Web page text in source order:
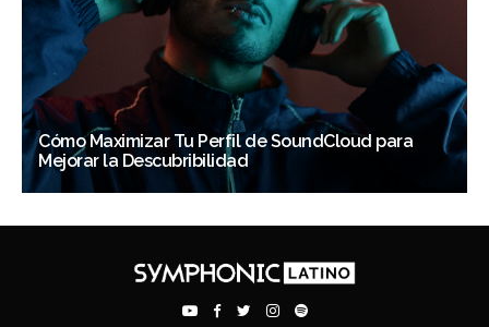
Cómo Maximizar Tu Perfil de SoundCloud para
Mejorar la Descubribilidad